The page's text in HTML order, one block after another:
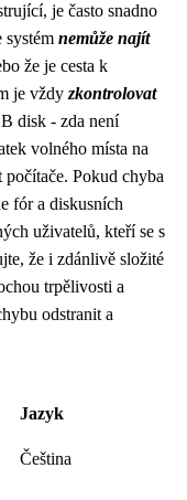
je často snadno
systém nemůže najít
že je cesta k
je vždy zkontrolovat
disk - zda není
volného místa na
Pokud chyba
fór a diskusních
uživatelů, kteří se s
že i zdánlivě složité
trpělivosti a
odstranit a
Jazyk
Čeština